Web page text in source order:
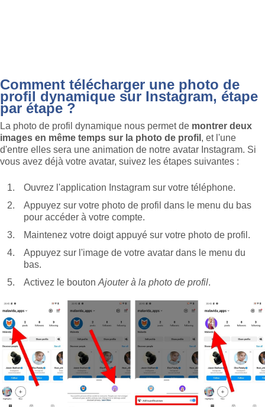
Comment télécharger une photo de
profil dynamique sur Instagram, étape
par étape ?
La photo de profil dynamique nous permet de montrer deux
images en même temps sur la photo de profil , et l'une
d'entre elles sera une animation de notre avatar Instagram. Si
vous avez déjà votre avatar, suivez les étapes suivantes :
Ouvrez l'application Instagram sur votre téléphone.
Appuyez sur votre photo de profil dans le menu du bas
pour accéder à votre compte.
Maintenez votre doigt appuyé sur votre photo de profil.
Appuyez sur l'image de votre avatar dans le menu du
bas.
Activez le bouton Ajouter à la photo de profil.